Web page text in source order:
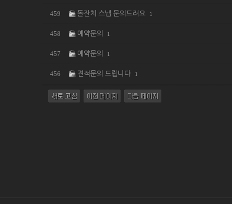
459 돌잔치 스냅 문의드려요 1
458 예약문의 1
457 예약문의 1
456 견적문의 드립니다 1